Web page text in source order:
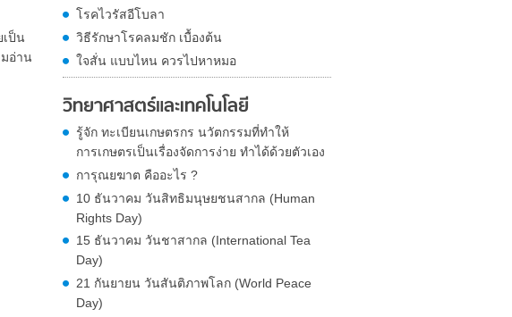
ป็น
มอ่าน
โรคไวรัสอีโบลา
วิธีรักษาโรคลมชัก เบื้องต้น
ใจสั่น แบบไหน ควรไปหาหมอ
วิทยาศาสตร์และเทคโนโลยี
รู้จัก ทะเบียนเกษตรกร นวัตกรรมที่ทำให้
การเกษตรเป็นเรื่องจัดการง่าย ทำได้ด้วยตัวเอง
การุณยฆาต คืออะไร ?
10 ธันวาคม วันสิทธิมนุษยชนสากล (Human
Rights Day)
15 ธันวาคม วันชาสากล (International Tea
Day)
21 กันยายน วันสันติภาพโลก (World Peace
Day)